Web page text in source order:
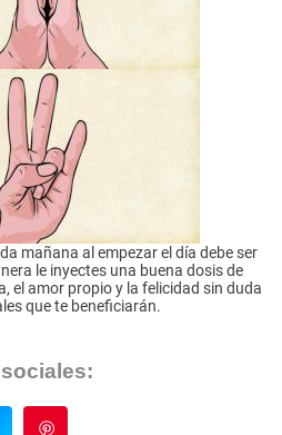
mañana al empezar el día debe ser
le inyectes una buena dosis de
el amor propio y la felicidad sin duda
que te beneficiarán.